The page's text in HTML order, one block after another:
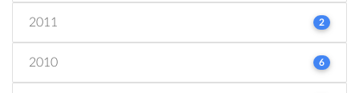
2011 2
2010 6